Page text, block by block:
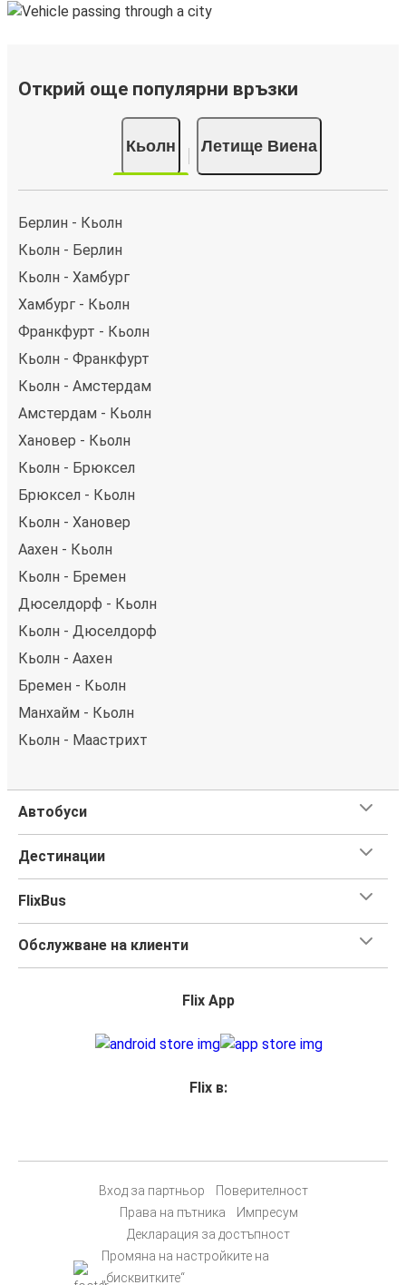
Открий още популярни връзки
Кьолн Летище Виена
Берлин - Кьолн
Кьолн - Берлин
Кьолн - Хамбург
Хамбург - Кьолн
Франкфурт - Кьолн
Кьолн - Франкфурт
Кьолн - Амстердам
Амстердам - Кьолн
Хановер - Кьолн
Кьолн - Брюксел
Брюксел - Кьолн
Кьолн - Хановер
Аахен - Кьолн
Кьолн - Бремен
Дюселдорф - Кьолн
Кьолн - Дюселдорф
Кьолн - Аахен
Бремен - Кьолн
Манхайм - Кьолн
Кьолн - Маастрихт
Автобуси
Дестинации
FlixBus
Обслужване на клиенти
Flix App
Flix в:
Вход за партньор
Поверителност
Права на пътника
Импресум
Декларация за достъпност
Промяна на настройките на
„бисквитките“